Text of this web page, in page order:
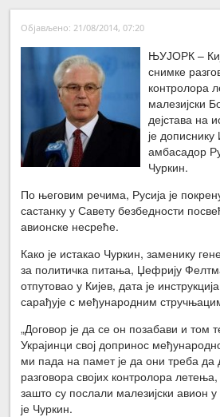
←Претходна
Објављено: 21/08/2014, 07:20
ЊУЈОРК –
снимке
контролора
малезијски
дејстава на
је
амбасадор
Чуркин.
По његовим речима, Русија је
састанку у Савету безбедности
авионске несреће.
Како је истакао Чуркин, заменику
за политичка питања, Џефрију
отпутовао у Кијев, дата је
сарађује с међународним
„Договор је да се он позабави и том
Украјинци свој допринос
ми пада на памет је да они треба да
разговора својих контролора
зашто су послали малезијски авион у
је Чуркин.